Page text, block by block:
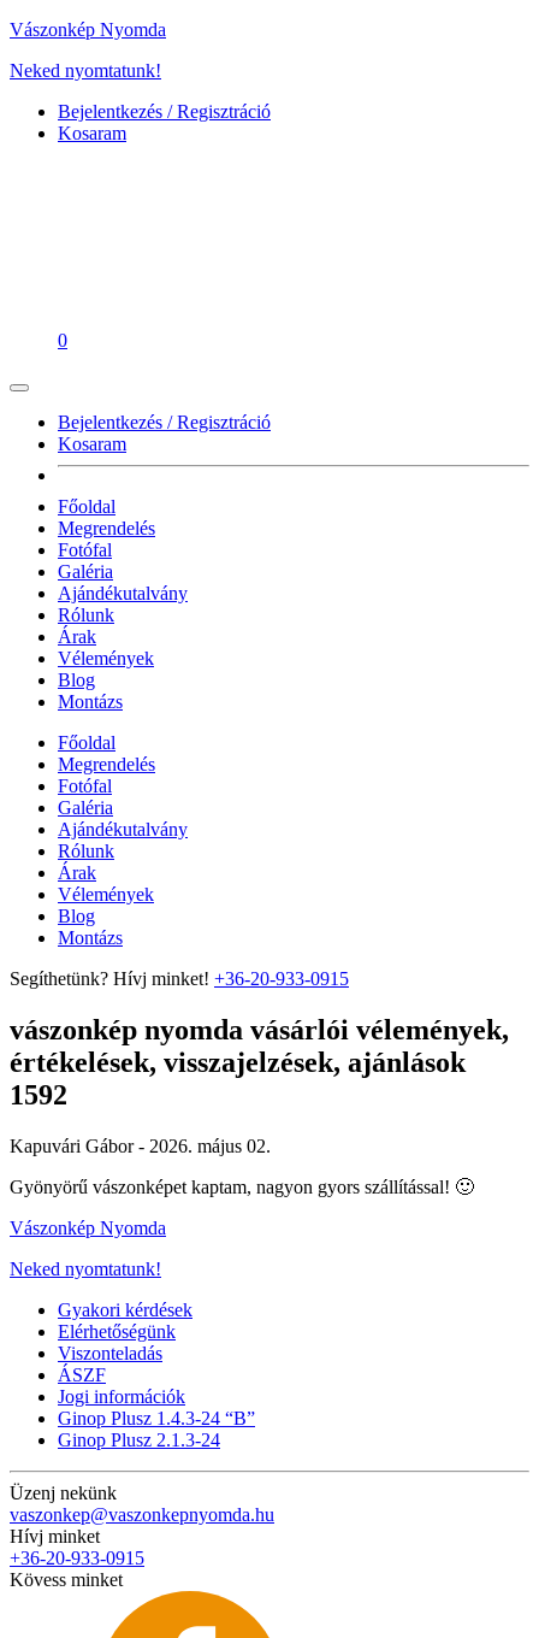
Vászonkép Nyomda
Neked nyomtatunk!
Bejelentkezés / Regisztráció
Kosaram
0
Bejelentkezés / Regisztráció
Kosaram
Főoldal
Megrendelés
Fotófal
Galéria
Ajándékutalvány
Rólunk
Árak
Vélemények
Blog
Montázs
Főoldal
Megrendelés
Fotófal
Galéria
Ajándékutalvány
Rólunk
Árak
Vélemények
Blog
Montázs
Segíthetünk? Hívj minket! +36-20-933-0915
vászonkép nyomda vásárlói vélemények,
értékelések, visszajelzések, ajánlások
1592
Kapuvári Gábor - 2026. május 02.
Gyönyörű vászonképet kaptam, nagyon gyors szállítással! 🙂
Vászonkép Nyomda
Neked nyomtatunk!
Gyakori kérdések
Elérhetőségünk
Viszonteladás
ÁSZF
Jogi információk
Ginop Plusz 1.4.3-24 “B”
Ginop Plusz 2.1.3-24
Üzenj nekünk
vaszonkep@vaszonkepnyomda.hu
Hívj minket
+36-20-933-0915
Kövess minket